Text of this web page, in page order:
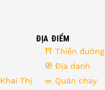
Thị
ĐỊA ĐIỂM
⛩ Thiền đường
🧭 Địa danh
🥗 Quán chay